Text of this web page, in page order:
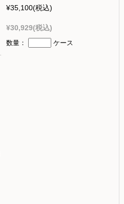
¥35,100(税込)
¥30,929(税込)
数量： ケース